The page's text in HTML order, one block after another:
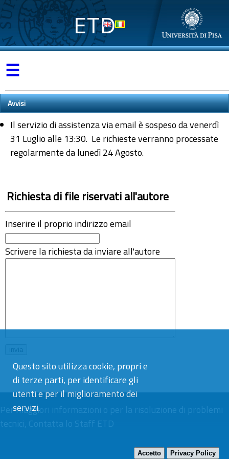
Questo sito utilizza cookie, propri e
di terze parti, per identificare gli
utenti e per il miglioramento dei
servizi.
Accetto Privacy Policy
ETD
☰
Avvisi
Il servizio di assistenza via email è sospeso da venerdì
31 Luglio alle 13:30. Le richieste verranno processate
regolarmente da lunedì 24 Agosto.
Richiesta di file riservati all'autore
Inserire il proprio indirizzo email
Scrivere la richiesta da inviare all'autore
Per maggiori informazioni o per la risoluzione di problemi
tecnici, Contatta lo Staff ETD